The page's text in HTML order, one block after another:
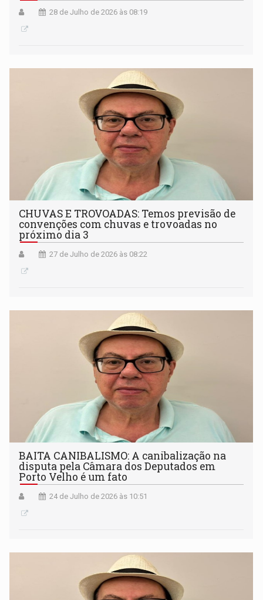
28 de Julho de 2026 às 08:19
CHUVAS E TROVOADAS: Temos previsão de
convenções com chuvas e trovoadas no
próximo dia 3
27 de Julho de 2026 às 08:22
BAITA CANIBALISMO: A canibalização na
disputa pela Câmara dos Deputados em
Porto Velho é um fato
24 de Julho de 2026 às 10:51